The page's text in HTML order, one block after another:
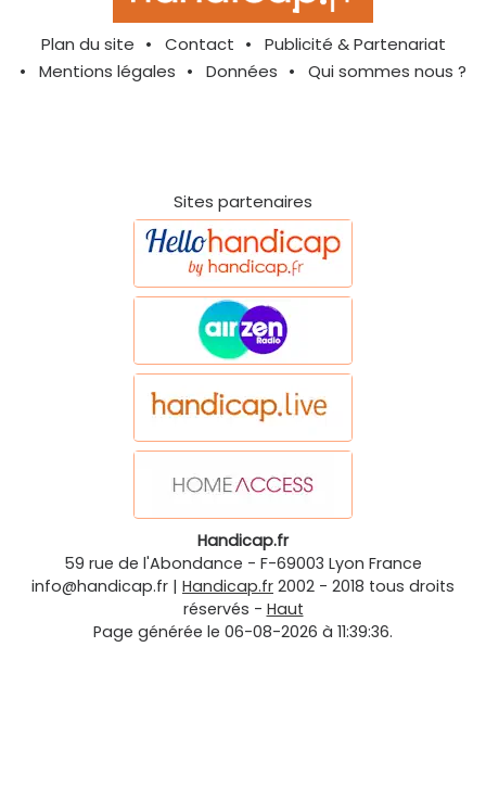
Plan du site Contact
Publicité & Partenariat
Mentions légales
Données Qui sommes nous ?
Sites partenaires
Handicap.fr
59 rue de l'Abondance - F-69003 Lyon France
info@handicap.fr | Handicap.fr 2002 - 2018 tous droits
réservés - Haut
Page générée le 06-08-2026 à 11:39:36.